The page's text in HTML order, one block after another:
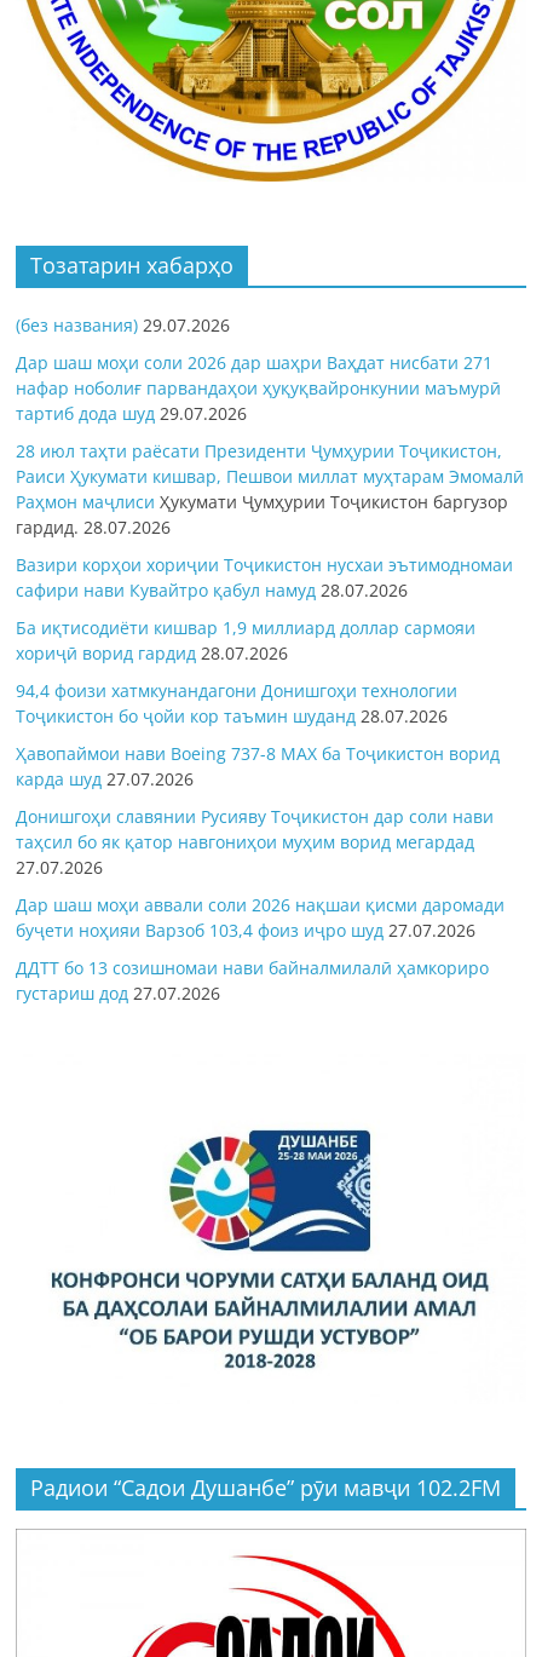
Тозатарин хабарҳо
(без названия) 29.07.2026
Дар шаш моҳи соли 2026 дар шаҳри Ваҳдат нисбати 271
нафар ноболиғ парвандаҳои ҳуқуқвайронкунии маъмурӣ
тартиб дода шуд 29.07.2026
28 июл таҳти раёсати Президенти Ҷумҳурии Тоҷикистон,
Раиси Ҳукумати кишвар, Пешвои миллат муҳтарам Эмомалӣ
Раҳмон маҷлисиҲукумати Ҷумҳурии Тоҷикистон баргузор
гардид.28.07.2026
Вазири корҳои хориҷии Тоҷикистон нусхаи эътимодномаи
сафири нави Кувайтро қабул намуд 28.07.2026
Ба иқтисодиёти кишвар 1,9 миллиард доллар сармояи
хориҷӣ ворид гардид 28.07.2026
94,4 фоизи хатмкунандагони Донишгоҳи технологии
Тоҷикистон бо ҷойи кор таъмин шуданд 28.07.2026
Ҳавопаймои нави Boeing 737-8 MAX ба Тоҷикистон ворид
карда шуд 27.07.2026
Донишгоҳи славянии Русияву Тоҷикистон дар соли нави
таҳсил бо як қатор навгониҳои муҳим ворид мегардад
27.07.2026
Дар шаш моҳи аввали соли 2026 нақшаи қисми даромади
буҷети ноҳияи Варзоб 103,4 фоиз иҷро шуд 27.07.2026
ДДТТ бо 13 созишномаи нави байналмилалӣ ҳамкориро
густариш дод 27.07.2026
Радиои “Садои Душанбе” рӯи мавҷи 102.2FM